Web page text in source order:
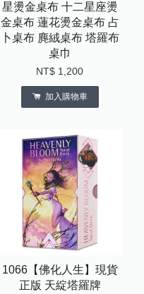
星燙金桌布 十二星座燙
金桌布 蓮花燙金桌布 占
卜桌布 麂絨桌布 塔羅布
桌巾
NT$ 1,200
加入購物車
1066【佛化人生】現貨
正版 天綻塔羅牌